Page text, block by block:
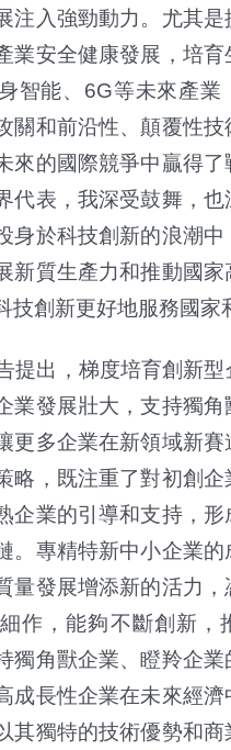
注入強勁動力。尤其
業安全健康發展，培育
智能、6G等未來產業
關和前沿性、顛覆性技
來的國際競爭中贏得了
代表，我深受鼓舞，也
身於科技創新的浪潮中
新質生產力和推動國家
技創新更好地服務國家
提出，梯度培育創新型
業發展壯大，支持獨角
更多企業在新領域新賽
略，既注重了對初創企
企業的引導和支持，形
。專精特新中小企業的
量發展增添新的活力，
作，能夠不斷創新，
獨角獸企業、瞪羚企業
成長性企業在未來經濟
其獨特的技術優勢和商